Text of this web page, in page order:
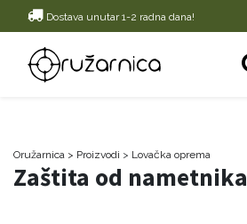
Dostava unutar 1-2 radna dana!
Oružarnica > Proizvodi > Lovačka oprema
Zaštita od nametnika